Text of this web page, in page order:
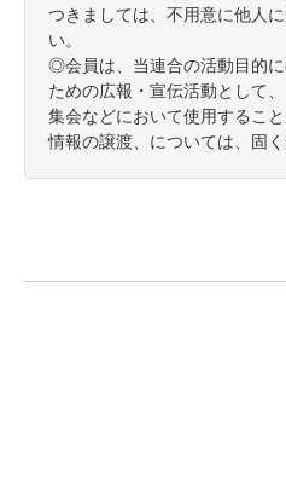
つきましては、不用意に他人
い。
◎会員は、当連合の活動目的
ための広報・宣伝活動として
集会などにおいて使用するこ
情報の譲渡、については、固く